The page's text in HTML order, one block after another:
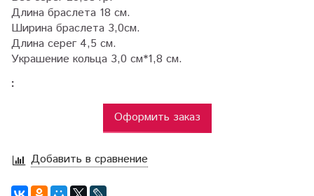
Длина браслета 18 см.
Ширина браслета 3,0см.
Длина серег 4,5 см.
Украшение кольца 3,0 см*1,8 см.
:
Оформить заказ
Добавить в сравнение